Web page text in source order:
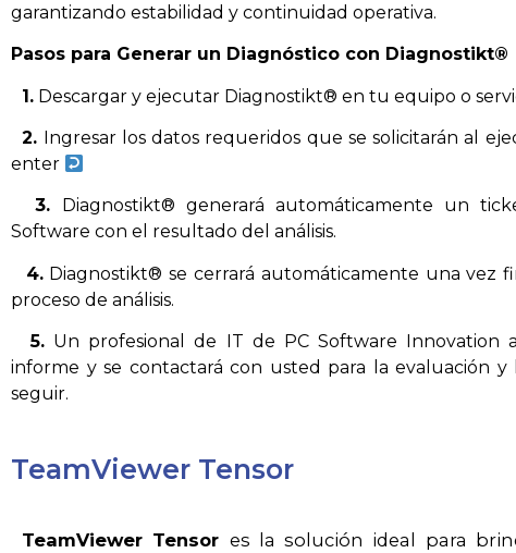
garantizando estabilidad y continuidad operativa.
Pasos para Generar un Diagnóstico con Diagnostikt®
1. Descargar y ejecutar Diagnostikt® en tu equipo o
2. Ingresar los datos requeridos que se solicitarán al
enter
3.
Diagnostikt® generará automáticamente un
Software con el resultado del análisis.
4.Diagnostikt® se cerrará automáticamente una vez
proceso de análisis.
5. Un profesional de IT de PC Software Innovation
informe y se contactará con usted para la evaluación y
seguir.
TeamViewer Tensor
TeamViewer Tensor es la solución ideal para